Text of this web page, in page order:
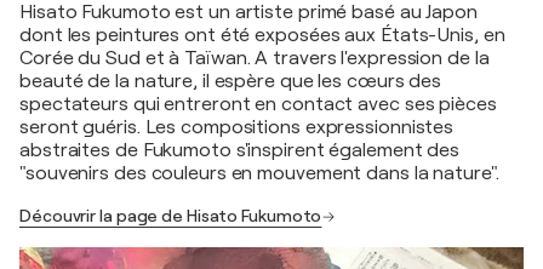
Hisato Fukumoto est un artiste primé basé au Japon
dont les peintures ont été exposées aux États-Unis, en
Corée du Sud et à Taïwan. A travers l'expression de la
beauté de la nature, il espère que les cœurs des
spectateurs qui entreront en contact avec ses pièces
seront guéris. Les compositions expressionnistes
abstraites de Fukumoto s'inspirent également des
"souvenirs des couleurs en mouvement dans la nature".
Découvrir la page de Hisato Fukumoto